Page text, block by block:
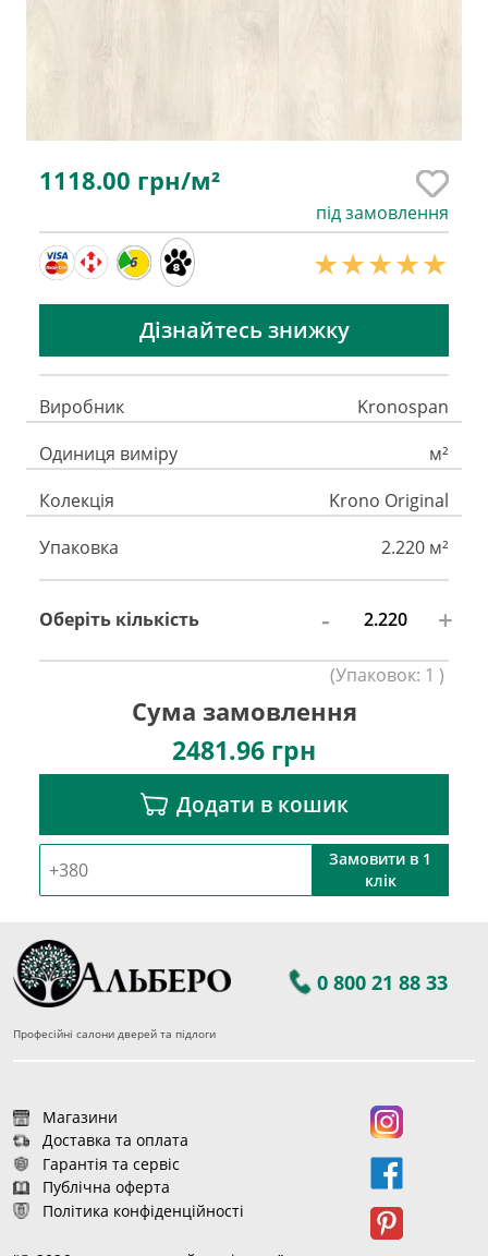
1118.00 грн/м²
під замовлення
6
Дізнайтесь знижку
Виробник
Kronospan
Одиниця виміру
м²
Колекція
Krono Original
Упаковка
2.220 м²
Оберіть кількість - +
(Упаковок: 1 )
Сума замовлення
2481.96 грн
Додати в кошик
Замовити в 1
клік
0 800 21 88 33
Професійні салони дверей та підлоги
Магазини
Доставка та оплата
Гарантія та сервіс
Публічна оферта
Політика конфіденційності